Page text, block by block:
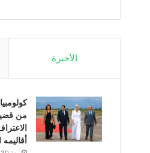
الأخيرة
من
أقاليمه